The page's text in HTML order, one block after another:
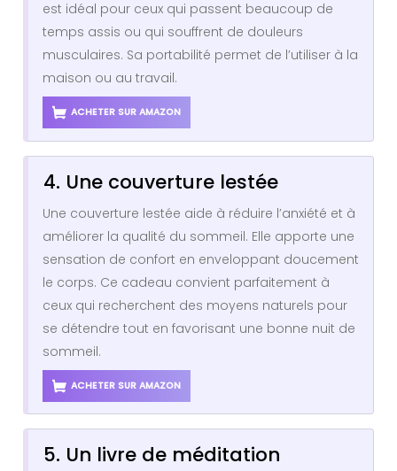
est idéal pour ceux qui passent beaucoup de
temps assis ou qui souffrent de douleurs
musculaires. Sa portabilité permet de l’utiliser à la
maison ou au travail.
ACHETER SUR AMAZON
4. Une couverture lestée
Une couverture lestée aide à réduire l’anxiété et à
améliorer la qualité du sommeil. Elle apporte une
sensation de confort en enveloppant doucement
le corps. Ce cadeau convient parfaitement à
ceux qui recherchent des moyens naturels pour
se détendre tout en favorisant une bonne nuit de
sommeil.
ACHETER SUR AMAZON
5. Un livre de méditation